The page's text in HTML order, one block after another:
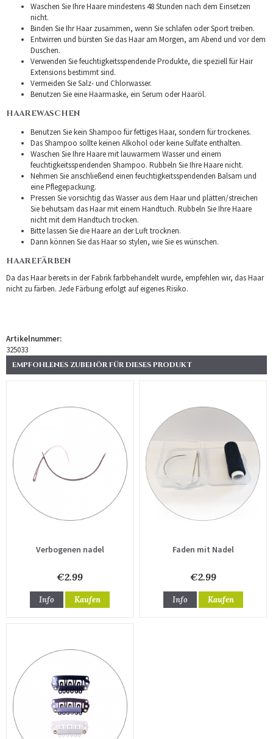
Waschen Sie Ihre Haare mindestens 48 Stunden nach dem Einsetzen
nicht.
Binden Sie Ihr Haar zusammen, wenn Sie schlafen oder Sport treiben.
Entwirren und bürsten Sie das Haar am Morgen, am Abend und vor dem
Duschen.
Verwenden Sie feuchtigkeitsspendende Produkte, die speziell für Hair
Extensions bestimmt sind.
Vermeiden Sie Salz- und Chlorwasser.
Benutzen Sie eine Haarmaske, ein Serum oder Haaröl.
HAAREWASCHEN
Benutzen Sie kein Shampoo für fettiges Haar, sondern für trockenes.
Das Shampoo sollte keinen Alkohol oder keine Sulfate enthalten.
Waschen Sie Ihre Haare mit lauwarmem Wasser und einem
feuchtigkeitsspendenden Shampoo. Rubbeln Sie Ihre Haare nicht.
Nehmen Sie anschließend einen feuchtigkeitsspendenden Balsam und
eine Pflegepackung.
Pressen Sie vorsichtig das Wasser aus dem Haar und plätten/streichen
Sie behutsam das Haar mit einem Handtuch. Rubbeln Sie Ihre Haare
nicht mit dem Handtuch trocken.
Bitte lassen Sie die Haare an der Luft trocknen.
Dann können Sie das Haar so stylen, wie Sie es wünschen.
HAAREFÄRBEN
Da das Haar bereits in der Fabrik farbbehandelt wurde, empfehlen wir, das Haar
nicht zu färben. Jede Färbung erfolgt auf eigenes Risiko.
Artikelnummer:
325033
EMPFOHLENES ZUBEHÖR FÜR DIESES PRODUKT
Verbogenen nadel
€2.99
Info Kaufen
Faden mit Nadel
€2.99
Info Kaufen